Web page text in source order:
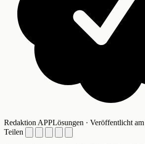
Redaktion APPLösungen · Veröffentlicht
Teilen